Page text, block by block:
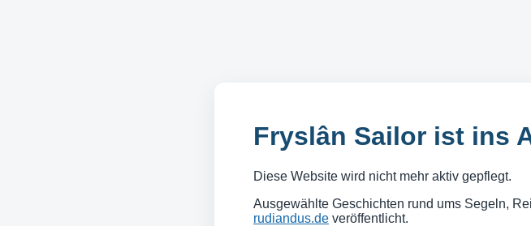
Fryslân Sailor ist ins
Diese Website wird nicht mehr aktiv gepflegt.
Ausgewählte Geschichten rund ums Segeln,
rudiandus.de veröffentlicht.